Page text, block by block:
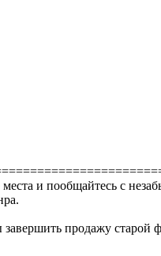
и пообщайтесь с
продажу